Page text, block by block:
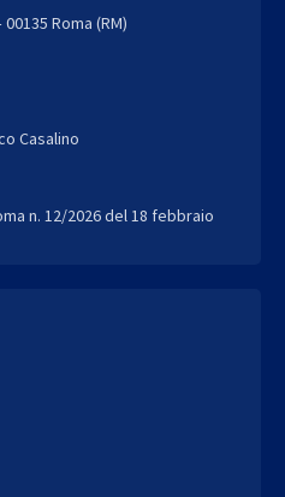
Roma (RM)
Casalino
n. 12/2026 del 18 febbraio